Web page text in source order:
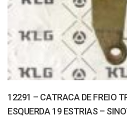
12291 – CATRACA DE FREIO
ESQUERDA 19 ESTRIAS –